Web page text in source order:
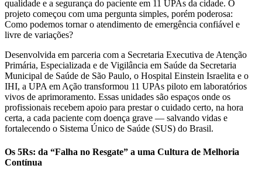
qualidade e a segurança do paciente em 11 UPAs da cidade. O
projeto começou com uma pergunta simples, porém poderosa:
Como podemos tornar o atendimento de emergência confiável e
livre de variações?
Desenvolvida em parceria com a Secretaria Executiva de Atenção
Primária, Especializada e de Vigilância em Saúde da Secretaria
Municipal de Saúde de São Paulo, o Hospital Einstein Israelita e o
IHI, a UPA em Ação transformou 11 UPAs piloto em laboratórios
vivos de aprimoramento. Essas unidades são espaços onde os
profissionais recebem apoio para prestar o cuidado certo, na hora
certa, a cada paciente com doença grave — salvando vidas e
fortalecendo o Sistema Único de Saúde (SUS) do Brasil.
Os 5Rs: da “Falha no Resgate” a uma Cultura de Melhoria
Contínua